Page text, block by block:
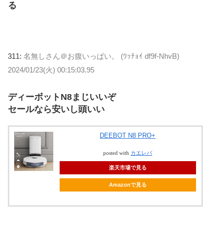
る
311: 名無しさん＠お腹いっぱい。 (ﾜｯﾁｮｲ df9f-NhvB)
2024/01/23(火) 00:15:03.95
ディーボットN8まじいいぞ
セールなら安いし頭いい
DEEBOT N8 PRO+
posted with カエレバ
楽天市場で見る
Amazonで見る